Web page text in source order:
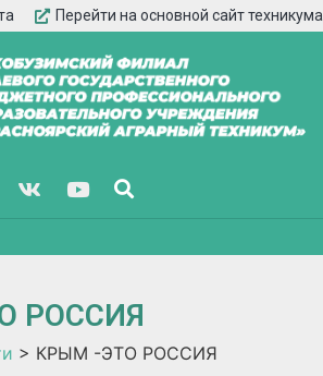
Перейти на основной сайт техникума
РОССИЯ
> КРЫМ -ЭТО РОССИЯ